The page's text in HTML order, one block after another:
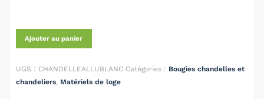
Ajouter au panier
UGS : CHANDELLEALLUBLANC Catégories : Bougies chandelles et
chandeliers, Matériels de loge